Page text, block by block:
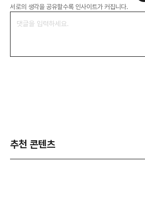
서로의 생각을 공유할수록 인사이트가 커집니다.
추천 콘텐츠